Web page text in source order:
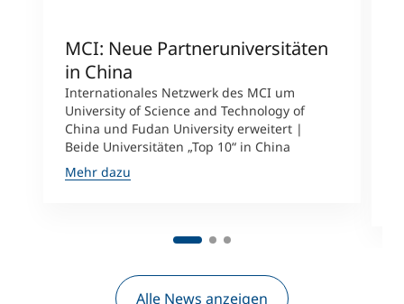
MCI: Neue Partneruniversitäten
in China
Internationales Netzwerk des MCI um
University of Science and Technology of
China und Fudan University erweitert |
Beide Universitäten „Top 10“ in China
Mehr dazu
Alle News anzeigen